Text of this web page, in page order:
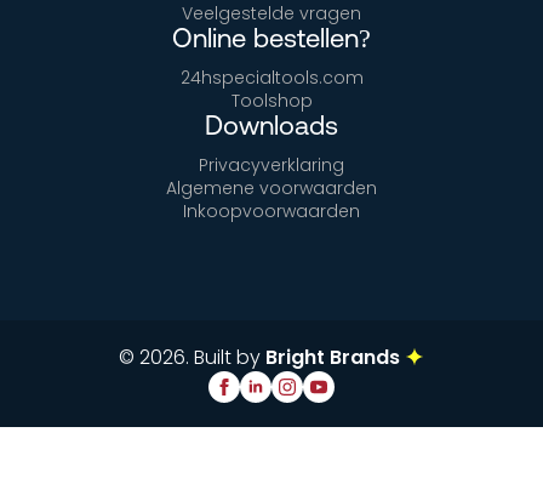
Veelgestelde vragen
Online bestellen?
24hspecialtools.com
Toolshop
Downloads
Privacyverklaring
Algemene voorwaarden
Inkoopvoorwaarden
© 2026. Built by Bright Brands